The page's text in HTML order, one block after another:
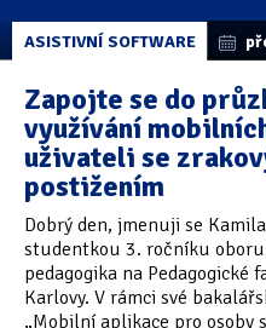
Braillské řádky(31)
Lupy(8)
Mobilní zařízení(85)
Počítače a notebooky
Zápisníky(7)
Názory & zkušenosti
ASISTIVNÍ SOFTWARE
Zapojte se do
využívání
uživateli se
postižením
Dobrý den, jmenuji se
studentkou 3. ročníku
pedagogika na Pedagogické
Karlovy. V rámci své
„Mobilní aplikace pro osoby